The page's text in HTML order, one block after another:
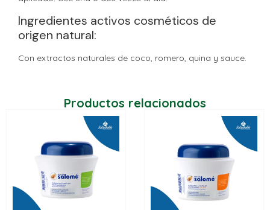
Ingredientes activos cosméticos de
origen natural:
Con extractos naturales de coco, romero, quina y sauce.
Productos relacionados